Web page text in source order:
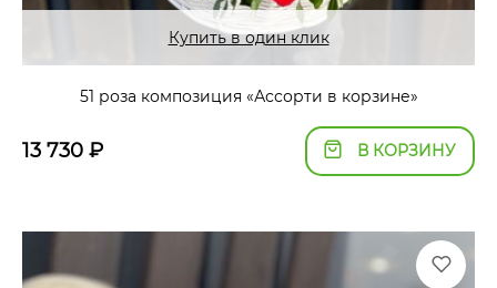
Купить в один клик
51 роза композиция «Ассорти в корзине»
13 730 ₽ В КОРЗИНУ